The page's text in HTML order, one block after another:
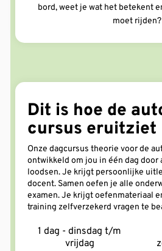
bord, weet je wat het betekent
moet rijden?
Dit is hoe de
cursus eruitziet
Onze dagcursus theorie voor de
ontwikkeld om jou in één dag door
loodsen. Je krijgt persoonlijke
docent. Samen oefen je alle
examen. Je krijgt oefenmateriaal
training zelfverzekerd vragen te
1 dag - dinsdag t/m
vrijdag